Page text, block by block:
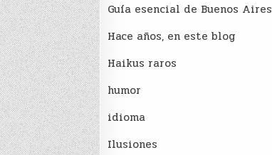
Guía esencial de Buenos Aires
Hace años, en este blog
Haikus raros
humor
idioma
Ilusiones